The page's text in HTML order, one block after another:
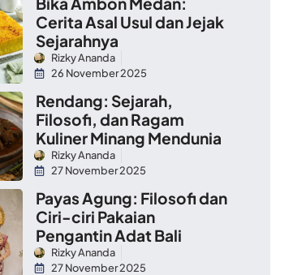
Cerita Asal Usul dan Jejak
Sejarahnya
Rizky Ananda
26 November 2025
Rendang: Sejarah,
Filosofi, dan Ragam
Kuliner Minang Mendunia
Rizky Ananda
27 November 2025
Payas Agung: Filosofi dan
Ciri-ciri Pakaian
Pengantin Adat Bali
Rizky Ananda
27 November 2025